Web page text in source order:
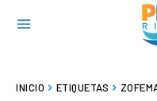
INICIO ETIQUETAS